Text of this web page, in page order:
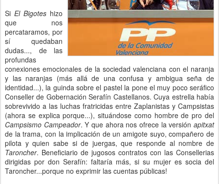
Si El Bigotes hizo
que nos
percataramos, por
sí quedaban
dudas..., de las
profundas
conexiones emocionales de la sociedad valenciana con el naranja
y las naranjas (más allá de una confusa y ambigua seña de
identidad...), la guinda sobre el pastel la pone el muy poco seráfico
Conseller de Gobernación Serafín Castellanos. Cuya estrella había
sobrevivido a las luchas fratricidas entre Zaplanistas y Campsistas
(ahora se explica porque...), situándose como hombre de pro del
Campsismo Campeador. Y que ahora nos ofrece la versiónapitxat
de la trama, con la implicación de un amigote suyo, compañero de
pilota y quien sabe si de juergas, que responde al nombre de
Taroncher. Beneficiario de jugosos contratos con las Consellerias
dirigidas por don Serafín: faltaría más, si su mujer es socia del
Taroncher...porque no exprimir las cuentas públicas!